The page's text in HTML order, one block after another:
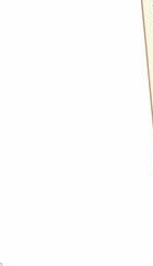
тариф
тариф
України